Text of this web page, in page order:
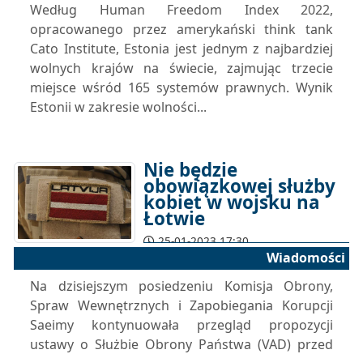
Według Human Freedom Index 2022,
opracowanego przez amerykański think tank
Cato Institute, Estonia jest jednym z najbardziej
wolnych krajów na świecie, zajmując trzecie
miejsce wśród 165 systemów prawnych. Wynik
Estonii w zakresie wolności...
Nie będzie
obowiązkowej służby
kobiet w wojsku na
Łotwie
25-01-2023 17:30
Wiadomości
Na dzisiejszym posiedzeniu Komisja Obrony,
Spraw Wewnętrznych i Zapobiegania Korupcji
Saeimy kontynuowała przegląd propozycji
ustawy o Służbie Obrony Państwa (VAD) przed